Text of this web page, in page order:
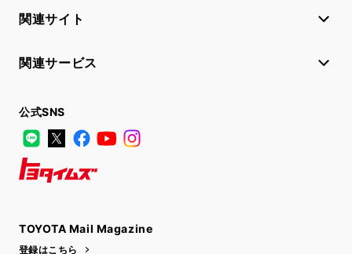
関連サイト
関連サービス
公式SNS
LINE
X FacebookYouTube
TOYOTA Mail Magazine
登録はこちら